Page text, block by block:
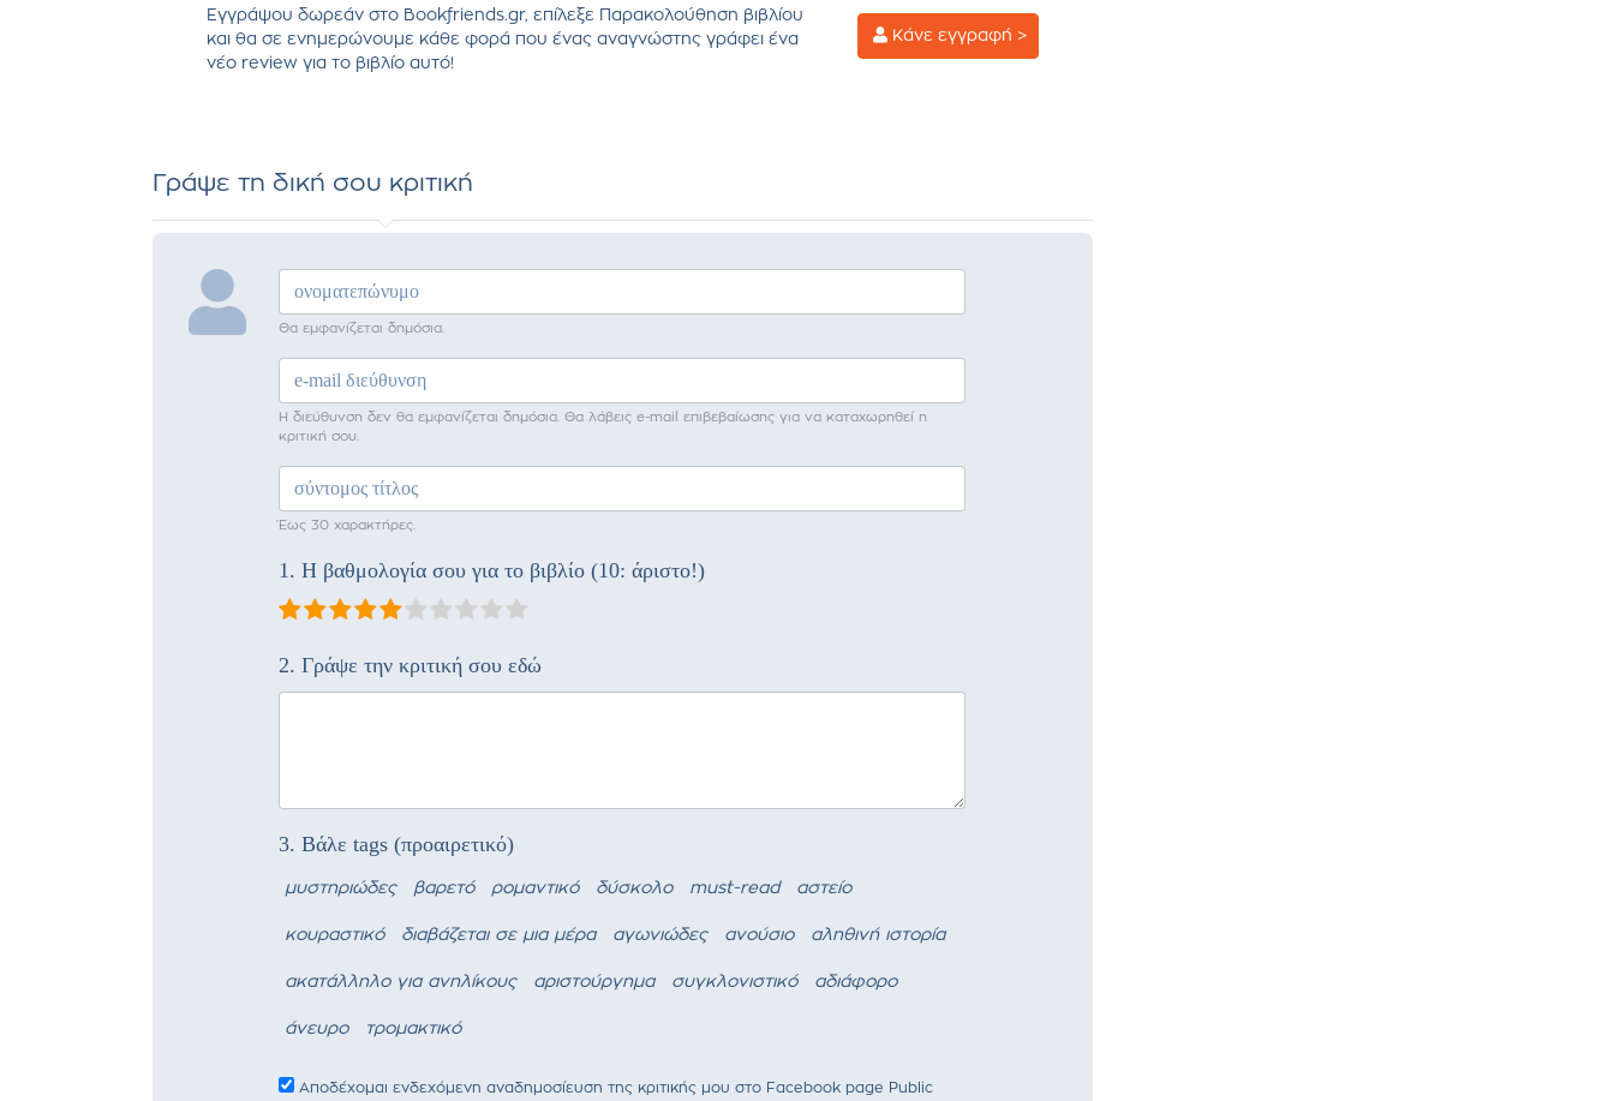
Εγγράψου δωρεάν στο Bookfriends.gr, επίλεξε Παρακολούθηση βιβλίου
και θα σε ενημερώνουμε κάθε φορά που ένας αναγνώστης γράφει ένα
νέο review για το βιβλίο αυτό!
Κάνε εγγραφή >
Γράψε τη δική σου κριτική
Θα εμφανίζεται δημόσια.
Η διεύθυνση δεν θα εμφανίζεται δημόσια. Θα λάβεις e-mail επιβεβαίωσης για να καταχωρηθεί η
κριτική σου.
Έως 30 χαρακτήρες.
1. Η βαθμολογία σου για το βιβλίο (10: άριστο!)
2. Γράψε την κριτική σου εδώ
3. Βάλε tags (προαιρετικό)
μυστηριώδες βαρετό ρομαντικό δύσκολο must-read αστείο
κουραστικό διαβάζεται σε μια μέρα αγωνιώδες ανούσιο αληθινή ιστορία
ακατάλληλο για ανηλίκους αριστούργημα συγκλονιστικό αδιάφορο
άνευρο τρομακτικό
Αποδέχομαι ενδεχόμενη αναδημοσίευση της κριτικής μου στο Facebook page Public